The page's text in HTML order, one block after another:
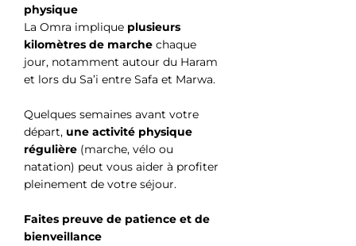
physique
La Omra implique plusieurs
kilomètres de marche chaque
jour, notamment autour du Haram
et lors du Sa’i entre Safa et Marwa.
Quelques semaines avant votre
départ, une activité physique
régulière (marche, vélo ou
natation) peut vous aider à profiter
pleinement de votre séjour.
Faites preuve de patience et de
bienveillance